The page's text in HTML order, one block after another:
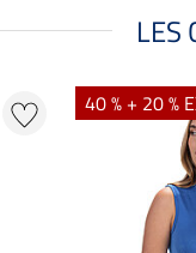
LES
40 % + 20 %